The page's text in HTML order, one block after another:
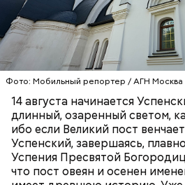
Фото: Мобильный репортер / АГН Москва
14 августа начинается
длинный, озаренный светом,
ибо если Великий пост
Успенский, завершаясь,
Успения Пресвятой
что пост овеян и осенен
13 августа у нас заговенье.
день перед постом, пока
скоромное — мясо, молоко и
Спас Медовый (14 августа),
поскольку в этот день не
мед, но и совершают чин
освящают реки, озера,
19 августа — Яблочный
освящают яблоки,
ПРАВОСЛАВИЕ
Мадмартиган,
Фото: «Уиллоу» (Willow, 1988)